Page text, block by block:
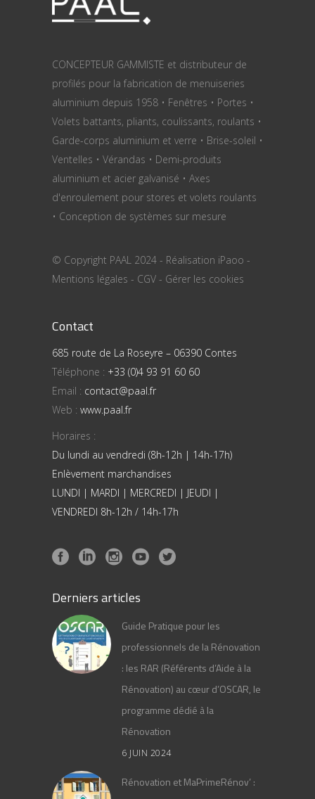
CONCEPTEUR GAMMISTE et distributeur de
profilés pour la fabrication de menuiseries
aluminium depuis 1958 • Fenêtres • Portes •
Volets battants, pliants, coulissants, roulants •
Garde-corps aluminium et verre • Brise-soleil •
Ventelles • Vérandas • Demi-produits
aluminium et acier galvanisé • Axes
d'enroulement pour stores et volets roulants
• Conception de systèmes sur mesure
© Copyright PAAL 2024 - Réalisation iPaoo -
Mentions légales - CGV - Gérer les cookies
Contact
685 route de La Roseyre – 06390 Contes
Téléphone : +33 (0)4 93 91 60 60
Email : contact@paal.fr
Web : www.paal.fr
Horaires :
Du lundi au vendredi (8h-12h | 14h-17h)
Enlèvement marchandises
LUNDI | MARDI | MERCREDI | JEUDI |
VENDREDI 8h-12h / 14h-17h
Derniers articles
Guide Pratique pour les
professionnels de la Rénovation
: les RAR (Référents d’Aide à la
Rénovation) au cœur d’OSCAR, le
programme dédié à la
Rénovation
6 JUIN 2024
Rénovation et MaPrimeRénov’ :